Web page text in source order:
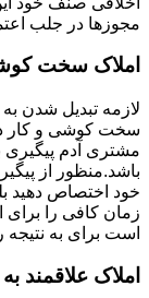
مجوزها در جلب
املاک سخت
لازمه تبدیل شدن
سخت کوشی و کار
مشتری آدم پیگیری
باشد.منظور از
خود اختصاص دهید
زمان کافی را برای
است برای به نتیجه
املاک علاقمند